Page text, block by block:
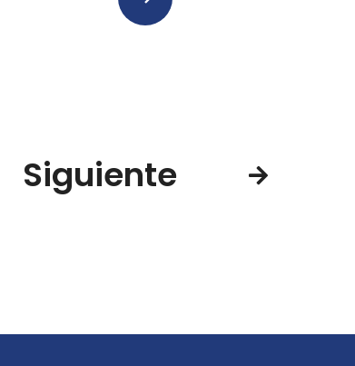
Siguiente